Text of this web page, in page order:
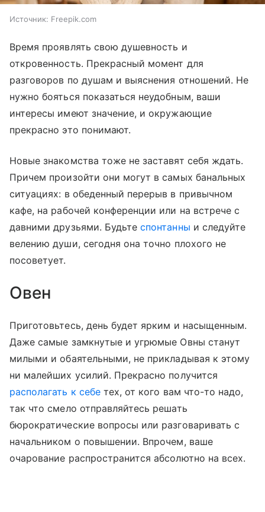
Источник: Freepik.com
Время проявлять свою душевность и
откровенность. Прекрасный момент для
разговоров по душам и выяснения отношений. Не
нужно бояться показаться неудобным, ваши
интересы имеют значение, и окружающие
прекрасно это понимают.
Новые знакомства тоже не заставят себя ждать.
Причем произойти они могут в самых банальных
ситуациях: в обеденный перерыв в привычном
кафе, на рабочей конференции или на встрече с
давними друзьями. Будьтеспонтанны и следуйте
велению души, сегодня она точно плохого не
посоветует.
Овен
Приготовьтесь, день будет ярким и насыщенным.
Даже самые замкнутые и угрюмые Овны станут
милыми и обаятельными, не прикладывая к этому
ни малейших усилий. Прекрасно получится
располагать к себетех, от кого вам что-то надо,
так что смело отправляйтесь решать
бюрократические вопросы или разговаривать с
начальником о повышении. Впрочем, ваше
очарование распространится абсолютно на всех.